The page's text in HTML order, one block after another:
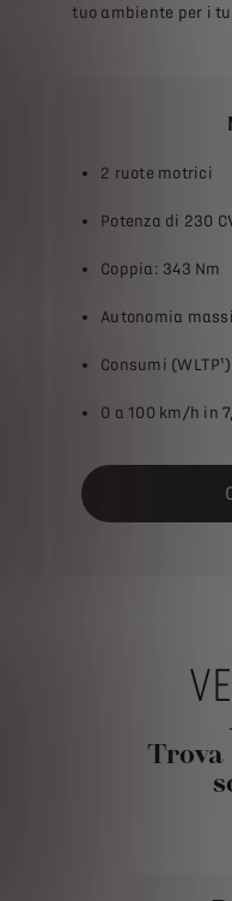
tuo ambiente per i
2 ruote motrici
Potenza di 230
Coppia: 343 Nm
Autonomia
Consumi
0 a 100 km/h in
Trova